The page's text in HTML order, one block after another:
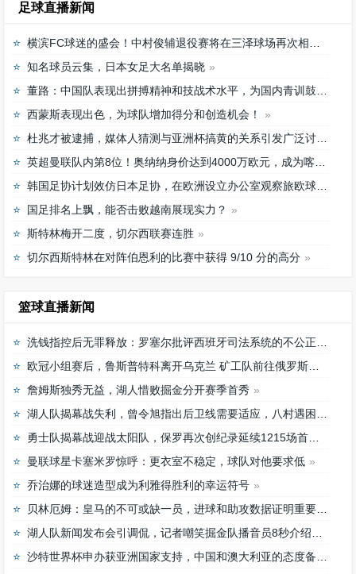
足球直播新闻
横滨FC球迷的盛会！中村俊辅退役赛将在三泽球场再次相聚
知名球员云集，日本女足大名单揭晓
董路：中国队表现出拼搏精神和技战术水平，为国内青训鼓舞
西蒙斯表现出色，为球队增加得分和创造机会！
杜兆才被逮捕，媒体人猜测与亚洲杯搞黄的关系引发广泛讨论
英超曼联队内第8位！奥纳纳身价达到4000万欧元，成为喀麦隆最贵门将
韩国足协计划效仿日本足协，在欧洲设立办公室观察旅欧球员的身体情况
国足排名上飘，能否击败越南展现实力？
斯特林梅开二度，切尔西联赛连胜
切尔西斯特林在对阵伯恩利的比赛中获得 9/10 分的高分
篮球直播新闻
洗钱指控后无罪释放：罗塞尔批评西班牙司法系统的不公正待遇
欧冠小组赛后，鲁斯普特科离开乌克兰 矿工队前往俄罗斯，未来发展如何？
詹姆斯独秀无益，湖人惜败掘金分开赛季首秀
湖人队揭幕战失利，曾令旭指出后卫线需要适应，八村遇困难
勇士队揭幕战迎战太阳队，保罗再次创纪录延续1215场首发之路
曼联球星卡塞米罗惊呼：更衣室不稳定，球队对他要求低
乔治娜的球迷造型成为利雅得胜利的幸运符号
贝林厄姆：皇马的不可或缺一员，进球和助攻数据证明重要性
湖人队新闻发布会引调侃，记者嘲笑掘金队播音员8秒介绍首发阵容速度
沙特世界杯申办获亚洲国家支持，中国和澳大利亚的态度备受关注